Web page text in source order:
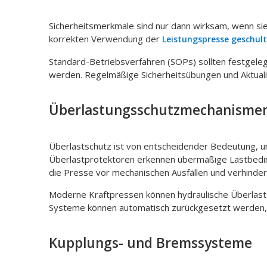
Sicherheitsmerkmale sind nur dann wirksam, wenn
korrekten Verwendung der Leistungspresse
Standard-Betriebsverfahren (SOPs) sollten
werden. Regelmäßige Sicherheitsübungen und
Überlastschutz ist von entscheidender Bedeutung,
Überlastprotektoren erkennen übermäßige
die Presse vor mechanischen Ausfällen und
Moderne Kraftpressen können hydraulische
Systeme können automatisch zurückgesetzt
Kupplungs- und Bremssysteme